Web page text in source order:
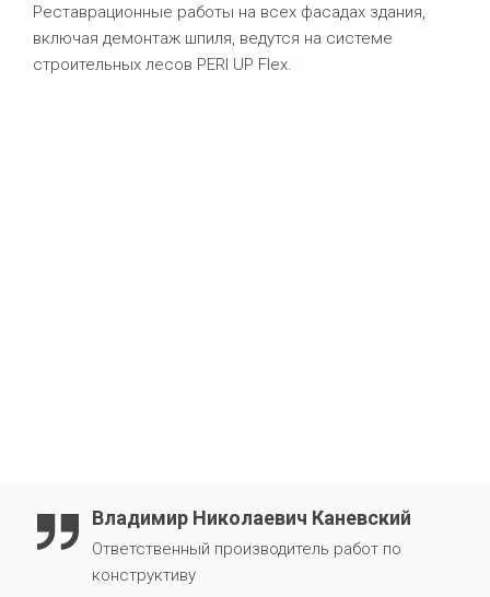
Реставрационные работы на всех фасадах здания,
включая демонтаж шпиля, ведутся на системе
строительных лесов PERI UP Flex.
Владимир Николаевич Каневский
Ответственный производитель работ по
конструктиву